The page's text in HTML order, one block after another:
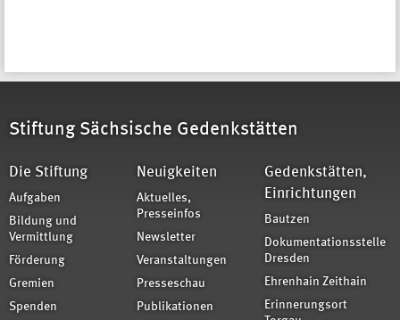
Stiftung Sächsische Gedenkstätten
Die Stiftung
Aufgaben
Bildung und
Vermittlung
Förderung
Gremien
Spenden
Neuigkeiten
Aktuelles,
Presseinfos
Newsletter
Veranstaltungen
Presseschau
Publikationen
Gedenkstätten,
Einrichtungen
Bautzen
Dokumentationsstelle
Dresden
Ehrenhain Zeithain
Erinnerungsort